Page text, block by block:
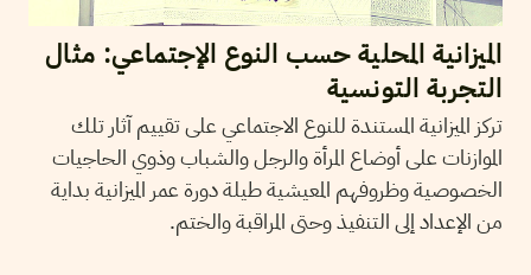
الميزانية المحلية حسب النوع الإجتماعي: مثال
التجربة التونسية
تركز الميزانية المستندة للنوع الاجتماعي على تقييم آثار تلك
الموازنات على أوضاع المرأة والرجل والشباب وذوي الحاجيات
الخصوصية وظروفهم المعيشية طيلة دورة عمر الميزانية بداية
من الإعداد إلى التنفيذ وحتى المراقبة والختم.